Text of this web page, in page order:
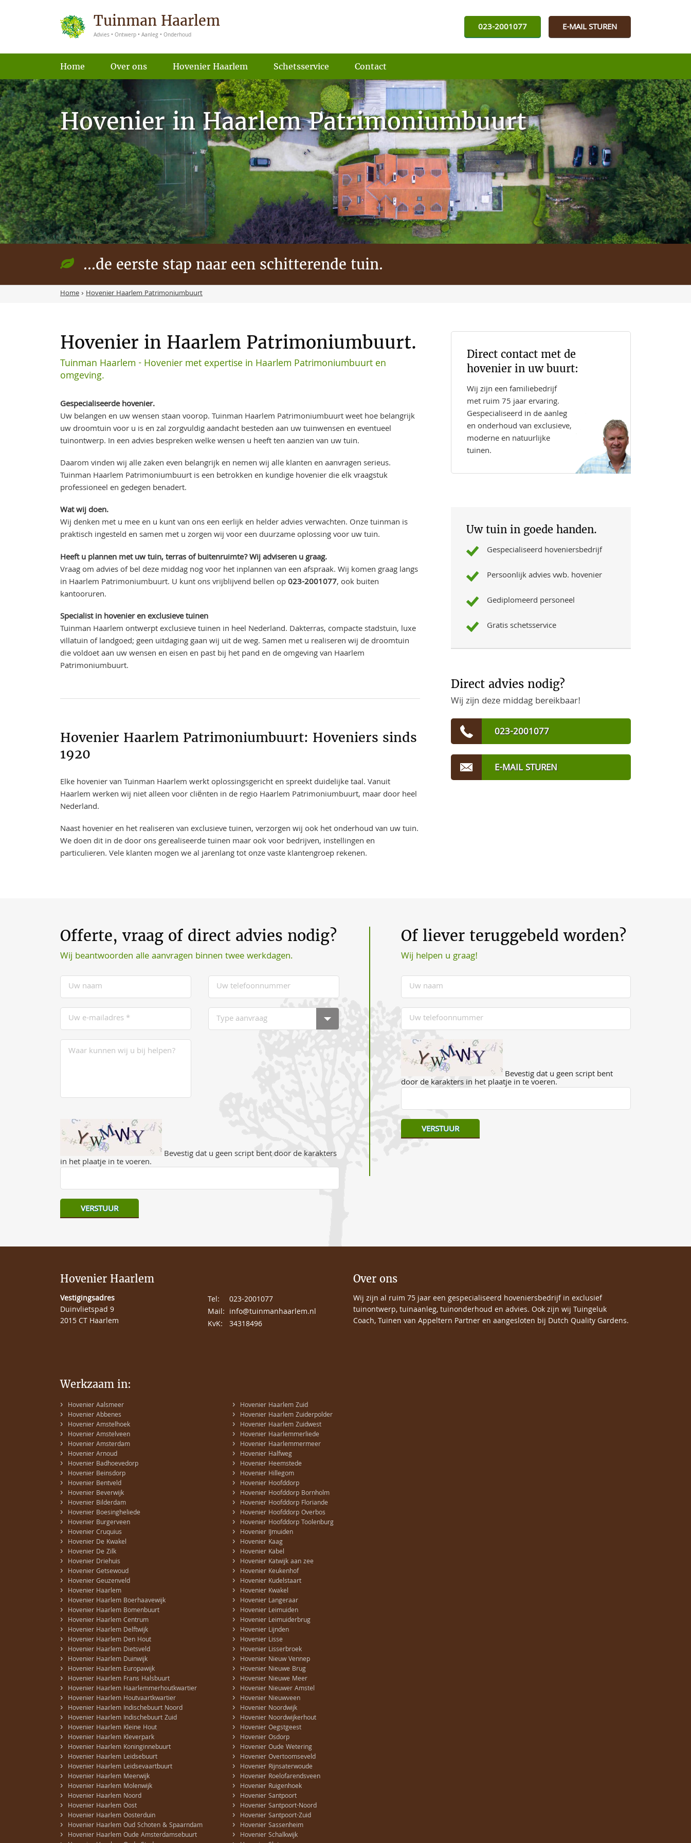
Tuinman Haarlem
Advies • Ontwerp • Aanleg • Onderhoud
023-2001077 E-MAIL STUREN
Home Over ons Hovenier Haarlem Schetsservice Contact
Hovenier in Haarlem Patrimoniumbuurt
...de eerste stap naar een schitterende tuin.
Home› Hovenier Haarlem Patrimoniumbuurt
Hovenier in Haarlem Patrimoniumbuurt.
Tuinman Haarlem - Hovenier met expertise in Haarlem Patrimoniumbuurt en
omgeving.
Gespecialiseerde hovenier.
Uw belangen en uw wensen staan voorop. Tuinman Haarlem Patrimoniumbuurt weet hoe belangrijk
uw droomtuin voor u is en zal zorgvuldig aandacht besteden aan uw tuinwensen en eventueel
tuinontwerp. In een advies bespreken welke wensen u heeft ten aanzien van uw tuin.
Daarom vinden wij alle zaken even belangrijk en nemen wij alle klanten en aanvragen serieus.
Tuinman Haarlem Patrimoniumbuurt is een betrokken en kundige hovenier die elk vraagstuk
professioneel en gedegen benadert.
Wat wij doen.
Wij denken met u mee en u kunt van ons een eerlijk en helder advies verwachten. Onze tuinman is
praktisch ingesteld en samen met u zorgen wij voor een duurzame oplossing voor uw tuin.
Heeft u plannen met uw tuin, terras of buitenruimte? Wij adviseren u graag.
Vraag om advies of bel deze middag nog voor het inplannen van een afspraak. Wij komen graag langs
in Haarlem Patrimoniumbuurt. U kunt ons vrijblijvend bellen op023-2001077, ook buiten
kantooruren.
Specialist in hovenier en exclusieve tuinen
Tuinman Haarlem ontwerpt exclusieve tuinen in heel Nederland. Dakterras, compacte stadstuin, luxe
villatuin of landgoed; geen uitdaging gaan wij uit de weg. Samen met u realiseren wij de droomtuin
die voldoet aan uw wensen en eisen en past bij het pand en de omgeving van Haarlem
Patrimoniumbuurt.
Hovenier Haarlem Patrimoniumbuurt: Hoveniers sinds
1920
Elke hovenier van Tuinman Haarlem werkt oplossingsgericht en spreekt duidelijke taal. Vanuit
Haarlem werken wij niet alleen voor cliënten in de regio Haarlem Patrimoniumbuurt, maar door heel
Nederland.
Naast hovenier en het realiseren van exclusieve tuinen, verzorgen wij ook het onderhoud van uw tuin.
We doen dit in de door ons gerealiseerde tuinen maar ook voor bedrijven, instellingen en
particulieren. Vele klanten mogen we al jarenlang tot onze vaste klantengroep rekenen.
Direct contact met de
hovenier in uw buurt:
Wij zijn een familiebedrijf
met ruim 75 jaar ervaring.
Gespecialiseerd in de aanleg
en onderhoud van exclusieve,
moderne en natuurlijke
tuinen.
Uw tuin in goede handen.
Gespecialiseerd hoveniersbedrijf
Persoonlijk advies vwb. hovenier
Gediplomeerd personeel
Gratis schetsservice
Direct advies nodig?
Wij zijn deze middag bereikbaar!
023-2001077
E-MAIL STUREN
Offerte, vraag of direct advies nodig?
Wij beantwoorden alle aanvragen binnen twee werkdagen.
Bevestig dat u geen script bent door de karakters
in het plaatje in te voeren.
Of liever teruggebeld worden?
Wij helpen u graag!
Bevestig dat u geen script bent
door de karakters in het plaatje in te voeren.
Hovenier Haarlem
Vestigingsadres
Duinvlietspad 9
2015 CT Haarlem
Tel:
023-2001077
Mail: info@tuinmanhaarlem.nl
KvK: 34318496
Over ons
Wij zijn al ruim 75 jaar een gespecialiseerd hoveniersbedrijf in exclusief
tuinontwerp, tuinaanleg, tuinonderhoud en advies. Ook zijn wij Tuingeluk
Coach, Tuinen van Appeltern Partner en aangesloten bij Dutch Quality Gardens.
Werkzaam in:
› Hovenier Aalsmeer
› Hovenier Abbenes
› Hovenier Amstelhoek
› Hovenier Amstelveen
› Hovenier Amsterdam
› Hovenier Arnoud
› Hovenier Badhoevedorp
› Hovenier Beinsdorp
› Hovenier Bentveld
› Hovenier Beverwijk
› Hovenier Bilderdam
› Hovenier Boesingheliede
› Hovenier Burgerveen
› Hovenier Cruquius
› Hovenier De Kwakel
› Hovenier De Zilk
› Hovenier Driehuis
› Hovenier Getsewoud
› Hovenier Geuzenveld
› Hovenier Haarlem
› Hovenier Haarlem Boerhaavewijk
› Hovenier Haarlem Bomenbuurt
› Hovenier Haarlem Centrum
› Hovenier Haarlem Delftwijk
› Hovenier Haarlem Den Hout
› Hovenier Haarlem Dietsveld
› Hovenier Haarlem Duinwijk
› Hovenier Haarlem Europawijk
› Hovenier Haarlem Frans Halsbuurt
› Hovenier Haarlem Haarlemmerhoutkwartier
› Hovenier Haarlem Houtvaartkwartier
› Hovenier Haarlem Indischebuurt Noord
› Hovenier Haarlem Indischebuurt Zuid
› Hovenier Haarlem Kleine Hout
› Hovenier Haarlem Kleverpark
› Hovenier Haarlem Koninginnebuurt
› Hovenier Haarlem Leidsebuurt
› Hovenier Haarlem Leidsevaartbuurt
› Hovenier Haarlem Meerwijk
› Hovenier Haarlem Molenwijk
› Hovenier Haarlem Noord
› Hovenier Haarlem Oost
› Hovenier Haarlem Oosterduin
› Hovenier Haarlem Oud Schoten & Spaarndam
› Hovenier Haarlem Oude Amsterdamsebuurt
› Hovenier Haarlem Zuid
› Hovenier Haarlem Zuiderpolder
› Hovenier Haarlem Zuidwest
› Hovenier Haarlemmerliede
› Hovenier Haarlemmermeer
› Hovenier Halfweg
› Hovenier Heemstede
› Hovenier Hillegom
› Hovenier Hoofddorp
› Hovenier Hoofddorp Bornholm
› Hovenier Hoofddorp Floriande
› Hovenier Hoofddorp Overbos
› Hovenier Hoofddorp Toolenburg
› Hovenier IJmuiden
› Hovenier Kaag
› Hovenier Kabel
› Hovenier Katwijk aan zee
› Hovenier Keukenhof
› Hovenier Kudelstaart
› Hovenier Kwakel
› Hovenier Langeraar
› Hovenier Leimuiden
› Hovenier Leimuiderbrug
› Hovenier Lijnden
› Hovenier Lisse
› Hovenier Lisserbroek
› Hovenier Nieuw Vennep
› Hovenier Nieuwe Brug
› Hovenier Nieuwe Meer
› Hovenier Nieuwer Amstel
› Hovenier Nieuwveen
› Hovenier Noordwijk
› Hovenier Noordwijkerhout
› Hovenier Oegstgeest
› Hovenier Osdorp
› Hovenier Oude Wetering
› Hovenier Overtoomseveld
› Hovenier Rijnsaterwoude
› Hovenier Roelofarendsveen
› Hovenier Ruigenhoek
› Hovenier Santpoort
› Hovenier Santpoort-Noord
› Hovenier Santpoort-Zuid
› Hovenier Sassenheim
› Hovenier Schalkwijk